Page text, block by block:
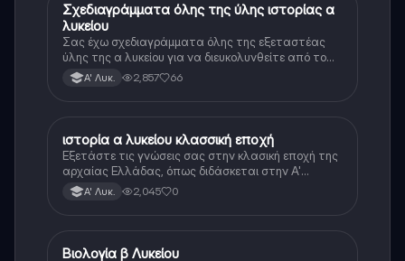
Ιστορία
Σχεδιαγράμματα όλης της ύλης ιστορίας α
λυκείου
Σας έχω σχεδιαγράμματα όλης της εξεταστέας
ύλης της α λυκείου για να διευκολυνθείτε από το
τεράστιο βάρος του βιβλίου
Α' Λυκ. 2,857 66
Ιστορία
ιστορία α λυκείου κλασσική εποχή
Εξετάστε τις γνώσεις σας στην κλασική εποχή της
αρχαίας Ελλάδας, όπως διδάσκεται στην Α'
Λυκείου.Α' Λυκ. 2,045 0
Βιολογία
Βιολογία β Λυκείου